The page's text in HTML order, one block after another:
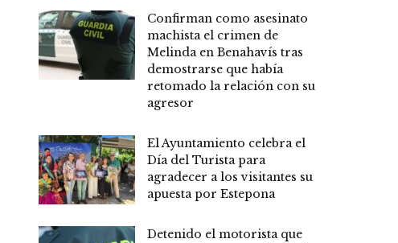
Confirman como asesinato
machista el crimen de
Melinda en Benahavís tras
demostrarse que había
retomado la relación con su
agresor
El Ayuntamiento celebra el
Día del Turista para
agradecer a los visitantes su
apuesta por Estepona
Detenido el motorista que